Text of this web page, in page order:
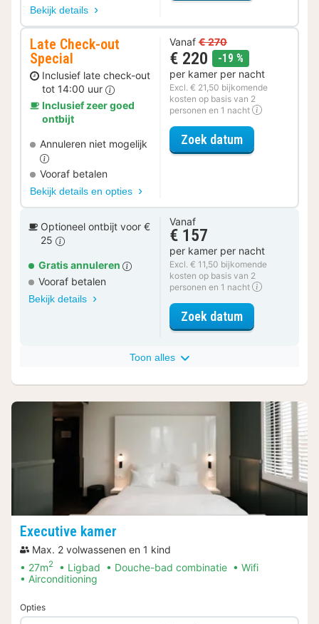
Bekijk details
Late Check-out
Special
Inclusief late check-out
tot 14:00 uur
Inclusief zeer goed
ontbijt
Annuleren niet mogelijk
Vooraf betalen
Bekijk details en opties
Vanaf € 270
€ 220 -19 %
per kamer per nacht
Excl. € 21,50 bijkomende
kosten op basis van 2
personen en 1 nacht
Zoek datumvoor Late
Optioneel ontbijt voor €
25
Gratis annuleren
Vooraf betalen
Bekijk details
Vanaf
€ 157
per kamer per nacht
Excl. € 11,50 bijkomende
kosten op basis van 2
personen en 1 nacht
Zoek datumvoor Comfort
Toon alles
Executive kamer
Max. 2 volwassenen en 1 kind
27m2 Ligbad Douche-bad combinatie
Wifi
Airconditioning
Opties